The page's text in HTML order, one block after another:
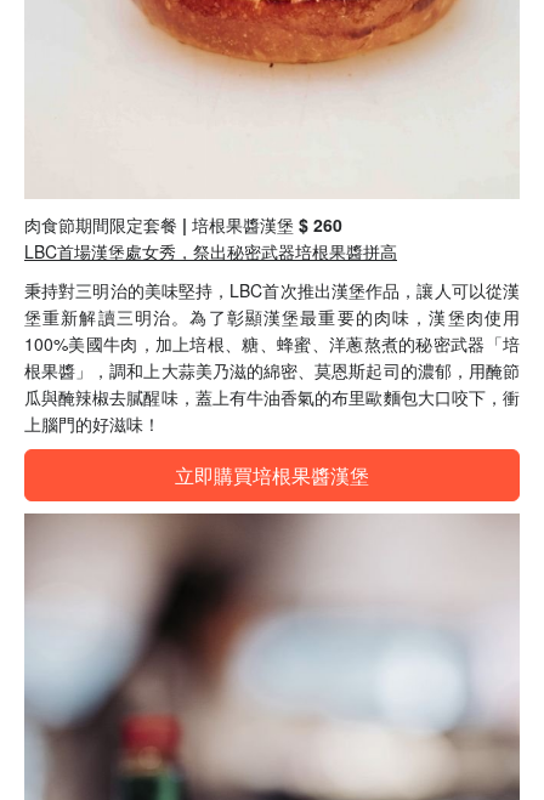
肉食節期間限定套餐 | 培根果醬漢堡 $ 260
LBC首場漢堡處女秀，祭出秘密武器培根果醬拼高
秉持對三明治的美味堅持，LBC首次推出漢堡作品，讓人可以從漢
堡重新解讀三明治。為了彰顯漢堡最重要的肉味，漢堡肉使用
100%美國牛肉，加上培根、糖、蜂蜜、洋蔥熬煮的秘密武器「培
根果醬」，調和上大蒜美乃滋的綿密、莫恩斯起司的濃郁，用醃節
瓜與醃辣椒去膩醒味，蓋上有牛油香氣的布里歐麵包大口咬下，衝
上腦門的好滋味！
立即購買培根果醬漢堡